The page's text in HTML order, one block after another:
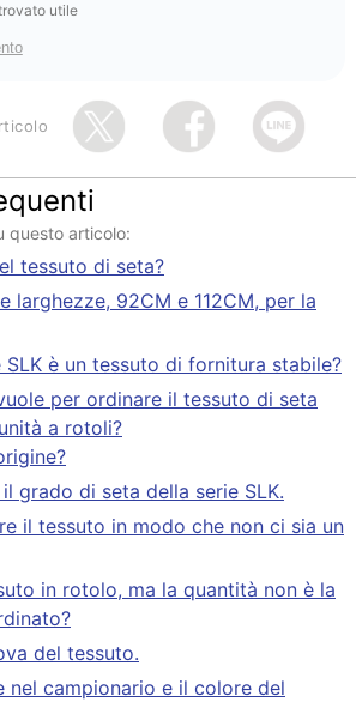
utile
questo articolo:
tessuto di seta?
larghezze, 92CM e 112CM, per la
SLK è un tessuto di fornitura stabile?
per ordinare il tessuto di seta
a rotoli?
grado di seta della serie SLK.
il tessuto in modo che non ci sia un
in rotolo, ma la quantità non è la
del tessuto.
nel campionario e il colore del